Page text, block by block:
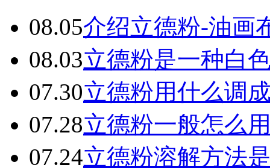
08.05介绍立德粉-油画
08.03立德粉是一种白
07.30立德粉用什么调
07.28立德粉一般怎么
07.24立德粉溶解方法